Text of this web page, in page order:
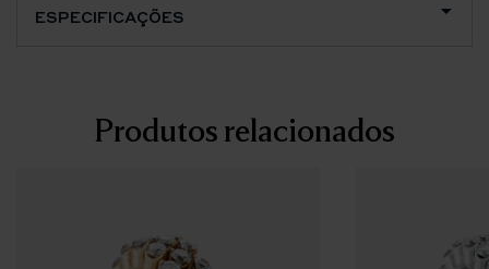
ESPECIFICAÇÕES
Produtos relacionados